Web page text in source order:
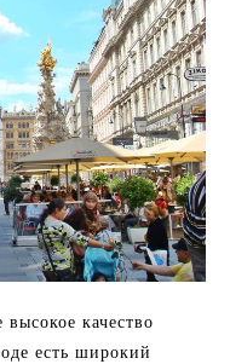
качество
есть широкий